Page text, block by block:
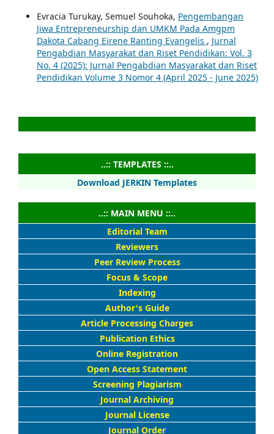
Evracia Turukay, Semuel Souhoka, Pengembangan
Jiwa Entrepreneurship dan UMKM Pada Amgpm
Dakota Cabang Eirene Ranting Evangelis , Jurnal
Pengabdian Masyarakat dan Riset Pendidikan: Vol. 3
No. 4 (2025): Jurnal Pengabdian Masyarakat dan Riset
Pendidikan Volume 3 Nomor 4 (April 2025 - June 2025)
..:: TEMPLATES ::..
Download JERKIN Templates
..:: MAIN MENU ::..
Editorial Team
Reviewers
Peer Review Process
Focus & Scope
Indexing
Author's Guide
Article Processing Charges
Publication Ethics
Online Registration
Open Access Statement
Screening Plagiarism
Journal Archiving
Journal License
Journal Order